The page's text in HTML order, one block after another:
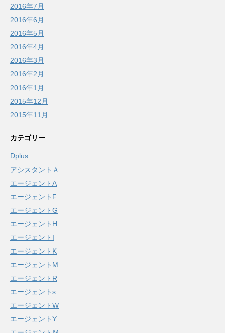
2016年7月
2016年6月
2016年5月
2016年4月
2016年3月
2016年2月
2016年1月
2015年12月
2015年11月
カテゴリー
Dplus
アシスタントＡ
エージェントA
エージェントF
エージェントG
エージェントH
エージェントI
エージェントK
エージェントM
エージェントR
エージェントs
エージェントW
エージェントY